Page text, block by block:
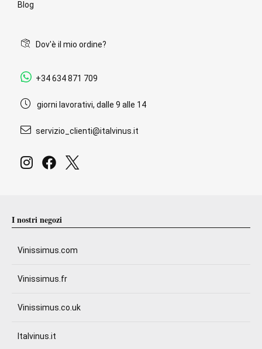
Blog
Dov'è il mio ordine?
+34 634 871 709
giorni lavorativi, dalle 9 alle 14
servizio_clienti@italvinus.it
I nostri negozi
Vinissimus.com
Vinissimus.fr
Vinissimus.co.uk
Italvinus.it